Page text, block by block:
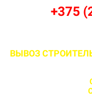
+375
ВЫВОЗ